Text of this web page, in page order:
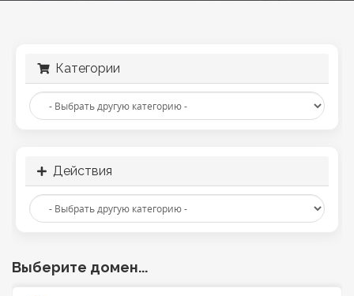
Категории
Действия
Выберите домен...